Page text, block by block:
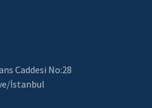
Caddesi No:28
İstanbul